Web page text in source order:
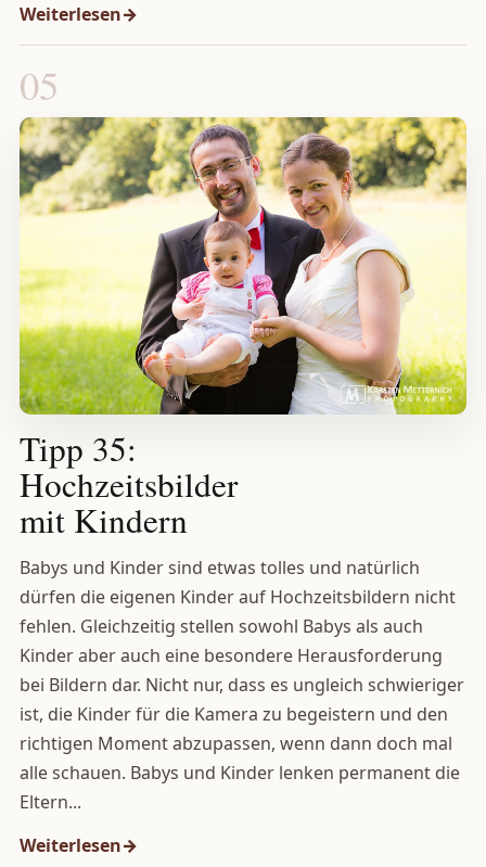
Weiterlesen
05
Tipp 35:
Hochzeitsbilder
mit Kindern
Babys und Kinder sind etwas tolles und natürlich
dürfen die eigenen Kinder auf Hochzeitsbildern nicht
fehlen. Gleichzeitig stellen sowohl Babys als auch
Kinder aber auch eine besondere Herausforderung
bei Bildern dar. Nicht nur, dass es ungleich schwieriger
ist, die Kinder für die Kamera zu begeistern und den
richtigen Moment abzupassen, wenn dann doch mal
alle schauen. Babys und Kinder lenken permanent die
Eltern...
Weiterlesen